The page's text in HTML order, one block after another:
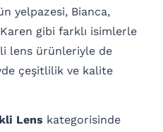
yelpazesi, Bianca,
gibi farklı isimlerle
lens ürünleriyle de
çeşitlilik ve kalite
Lens kategorisinde